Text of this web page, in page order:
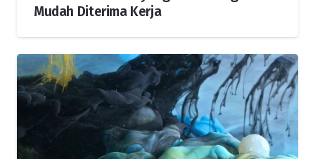
Mudah Diterima Kerja